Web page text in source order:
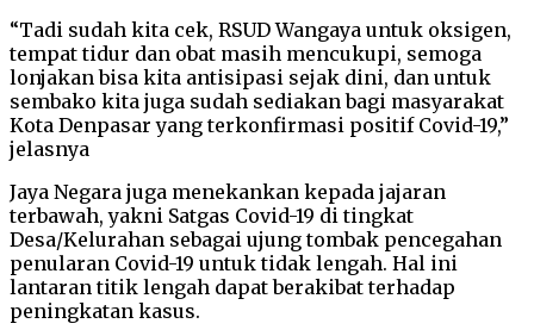
“Tadi sudah kita cek, RSUD Wangaya untuk oksigen,
tempat tidur dan obat masih mencukupi, semoga
lonjakan bisa kita antisipasi sejak dini, dan untuk
sembako kita juga sudah sediakan bagi masyarakat
Kota Denpasar yang terkonfirmasi positif Covid-19,”
jelasnya
Jaya Negara juga menekankan kepada jajaran
terbawah, yakni Satgas Covid-19 di tingkat
Desa/Kelurahan sebagai ujung tombak pencegahan
penularan Covid-19 untuk tidak lengah. Hal ini
lantaran titik lengah dapat berakibat terhadap
peningkatan kasus.